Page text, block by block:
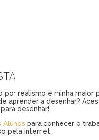
por realismo e minha maior
aprender a desenhar?
desenhar!
Alunos para conhecer o
pela internet.